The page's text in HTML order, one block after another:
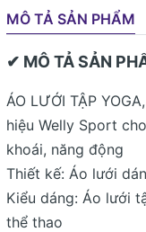
MÔ TẢ SẢN PHẨM
✔ MÔ TẢ SẢN
ÁO LƯỚI TẬP
hiệu Welly Sport
khoái, năng động
Thiết kế: Áo lưới
Kiểu dáng: Áo lưới
thể thao